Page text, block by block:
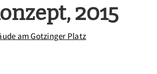
2015
am Gotzinger Platz